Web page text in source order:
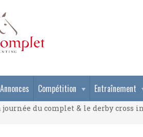
Annonces Compétition Entraînement
journée du complet & le derby cross
journée du complet & le derby cross